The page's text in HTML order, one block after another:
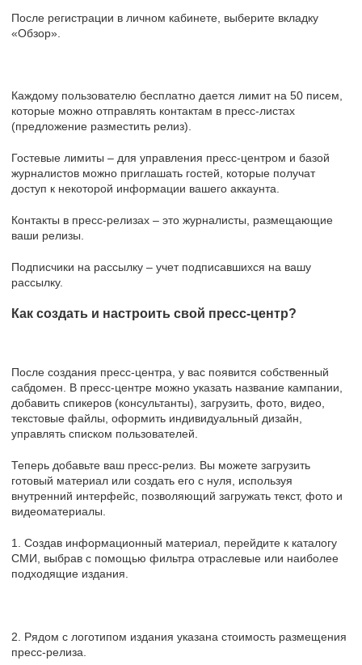
После регистрации в личном кабинете, выберите вкладку
«Обзор».
Каждому пользователю бесплатно дается лимит на 50 писем,
которые можно отправлять контактам в пресс-листах
(предложение разместить релиз).
Гостевые лимиты – для управления пресс-центром и базой
журналистов можно приглашать гостей, которые получат
доступ к некоторой информации вашего аккаунта.
Контакты в пресс-релизах – это журналисты, размещающие
ваши релизы.
Подписчики на рассылку – учет подписавшихся на вашу
рассылку.
Как создать и настроить свой пресс-центр?
После создания пресс-центра, у вас появится собственный
сабдомен. В пресс-центре можно указать название кампании,
добавить спикеров (консультанты), загрузить, фото, видео,
текстовые файлы, оформить индивидуальный дизайн,
управлять списком пользователей.
Теперь добавьте ваш пресс-релиз. Вы можете загрузить
готовый материал или создать его с нуля, используя
внутренний интерфейс, позволяющий загружать текст, фото и
видеоматериалы.
1. Создав информационный материал, перейдите к каталогу
СМИ, выбрав с помощью фильтра отраслевые или наиболее
подходящие издания.
2. Рядом с логотипом издания указана стоимость размещения
пресс-релиза.